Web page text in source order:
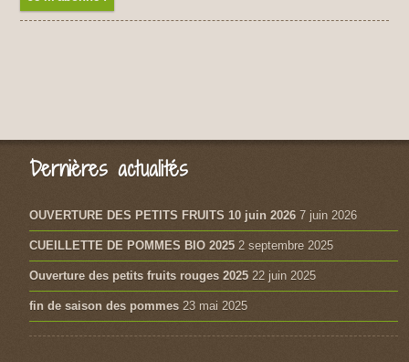
Dernières actualités
OUVERTURE DES PETITS FRUITS 10 juin 2026 7 juin 2026
CUEILLETTE DE POMMES BIO 2025 2 septembre 2025
Ouverture des petits fruits rouges 2025 22 juin 2025
fin de saison des pommes 23 mai 2025